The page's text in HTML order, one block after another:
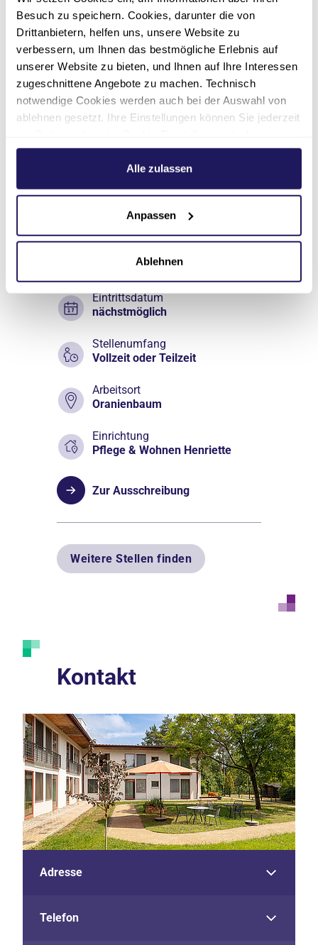
Besuch zu speichern. Cookies, darunter die von
Drittanbietern, helfen uns, unsere Website zu
verbessern, um Ihnen das bestmögliche Erlebnis auf
unserer Website zu bieten, und Ihnen auf Ihre Interessen
zugeschnittene Angebote zu machen. Technisch
notwendige Cookies werden auch bei der Auswahl von
ablehnen gesetzt. Ihre Einstellungen können Sie jederzeit
Weitere Informationen hierzu finden Sie in unserer
.
Alle zulassen
Anpassen
Ablehnen
Pflegehelfer *in Haus
"Henriette"
Eintrittsdatum
nächstmöglich
Stellenumfang
Vollzeit oder Teilzeit
Arbeitsort
Oranienbaum
Einrichtung
Pflege & Wohnen Henriette
Zur Ausschreibung
Weitere Stellen finden
Kontakt
Adresse
Telefon